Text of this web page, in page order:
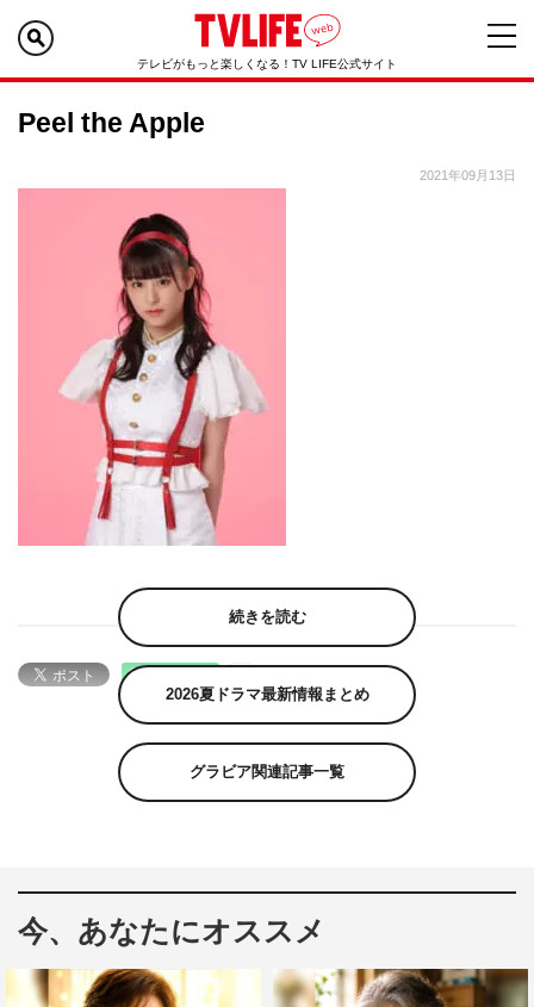
テレビがもっと楽しくなる！TV LIFE公式サイト
Peel the Apple
2021年09月13日
続きを読む
2026夏ドラマ最新情報まとめ
グラビア関連記事一覧
今、あなたにオススメ